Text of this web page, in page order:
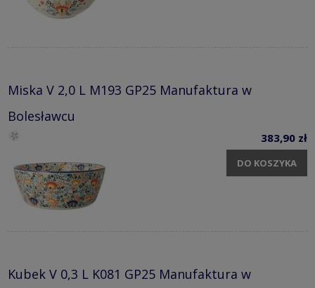
Miska V 2,0 L M193 GP25 Manufaktura w
Bolesławcu
383,90 zł
DO KOSZYKA
Kubek V 0,3 L K081 GP25 Manufaktura w